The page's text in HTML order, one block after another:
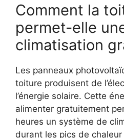
Comment la
permet-elle
climatisation
Les panneaux
toiture produisent de
l’énergie solaire. Cette
alimenter gratuitement
heures un système de
durant les pics de